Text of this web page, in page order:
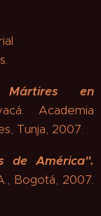
en
Academia
Tunja, 2007.
de América".
Bogotá, 2007.